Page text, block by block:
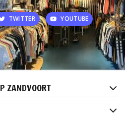
TWITTER YOUTUBE
ZANDVOORT